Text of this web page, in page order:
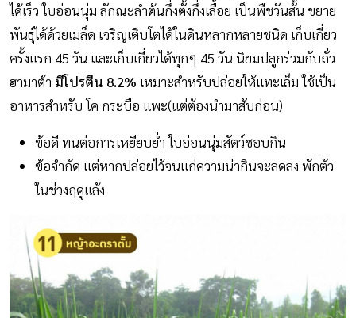
ได้เร็ว ใบอ่อนนุ่ม ลักณะลำต้นกึ่งตั้งกึ่งเลื้อย เป็นพืชวันสั้น ขยาย
พันธุ์ได้ด้วยเมล็ด เจริญเติบโตได้ในดินหลากหลายชนิด เก็บเกี่ยว
ครั้งแรก 45 วัน และเก็บเกี่ยวได้ทุกๆ 45 วัน นิยมปลูกร่วมกับถั่ว
ฮามาต้า มีโปรตีน 8.2% เหมาะสำหรับปล่อยให้แทะเล็ม ใช้เป็น
อาหารสำหรับ โค กระบือ แพะ(แต่ต้องนำมาสับก่อน)
ข้อดี ทนต่อการเหยียบย่ำ ใบอ่อนนุ่มสัตว์ชอบกิน
ข้อจำกัด แต่หากปล่อยไว้จนแก่ความน่ากินจะลดลง พักตัว
ในช่วงฤดูแล้ง